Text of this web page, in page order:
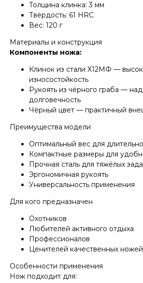
Толщина клинка: 3 мм
Твёрдость: 61 HRC
Вес: 120 г
Материалы и конструкция
Компоненты ножа:
Клинок из стали Х12МФ —
износостойкость
Рукоять из чёрного граба —
долговечность
Чёрный цвет — практичный
Преимущества модели
Оптимальный вес для
Компактные размеры для
Прочная сталь для тяжёлых
Эргономичная рукоять
Универсальность применения
Для кого предназначен
Охотников
Любителей активного отдыха
Профессионалов
Ценителей качественных ножей
Особенности применения
Нож подходит для:
КОНТАКТЫ
Будем рады продемонстрировать вам
нашу продукцию. Позвоните нам или
оставьте запрос на звонок менеджера
для консультации
Адрес: "НОЖИ ПАВЛОВО", 606104,
ул. Восточная, 3Б (самовывоз), г. Павлово,
Нижегородская обл., Россия
ООО "ПТФ" ИНН 6686090373
Часы работы:
Телефон:
+7 (996) 130−131−1
E-mail: info-torg@bk.ru